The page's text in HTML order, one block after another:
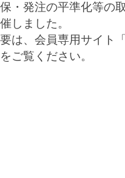
・発注の平準化等の
しました。
は、会員専用サイト
ご覧ください。